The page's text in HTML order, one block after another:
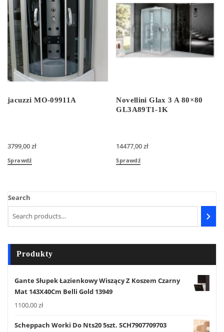
jacuzzi MO-09911A
3799,00zł
Sprawdź
Novellini Glax 3 A 80×80
GL3A89T1-1K
14477,00zł
Sprawdź
Search
Produkty
Gante Słupek Łazienkowy Wiszący Z Koszem Czarny
Mat 143X40Cm Belli Gold 13949
1100,00zł
Scheppach Worki Do Nts20 5szt. SCH7907709703